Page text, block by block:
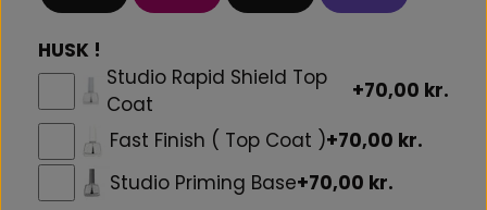
HUSK !
Studio Rapid Shield Top
Coat
+70,00 kr.
Fast Finish ( Top Coat )+70,00 kr.
Studio Priming Base+70,00 kr.